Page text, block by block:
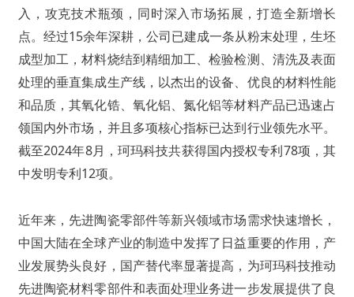
入，攻克技术瓶颈，同时深入市场拓展，打造全新增长
点。经过15余年深耕，公司已建成一条从粉末处理，生坯
成型加工，材料烧结到精细加工、检验检测、清洗及表面
处理的垂直集成生产线，以杰出的设备、优良的材料性能
和品质，其氧化锆、氧化铝、氮化铝等材料产品已迅速占
领国内外市场，并且多项核心指标已达到行业领先水平。
截至2024年8月，珂玛科技共获得国内授权专利78项，其
中发明专利12项。
近年来，先进陶瓷零部件等新兴领域市场需求快速增长，
中国大陆在全球产业的制造中发挥了日益重要的作用，产
业发展势头良好，国产替代率显著提高，为珂玛科技推动
先进陶瓷材料零部件和表面处理业务进一步发展提供了良